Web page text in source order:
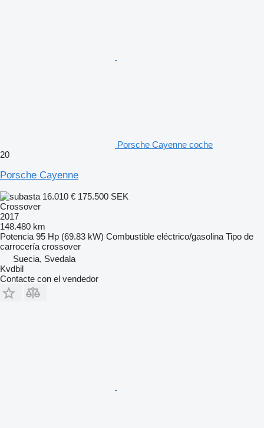
Porsche Cayenne coche
20
Porsche Cayenne
16.010 € 175.500 SEK
Crossover
2017
148.480 km
Potencia 95 Hp (69.83 kW) Combustible eléctrico/gasolina Tipo de
carrocería crossover
Suecia, Svedala
Kvdbil
Contacte con el vendedor